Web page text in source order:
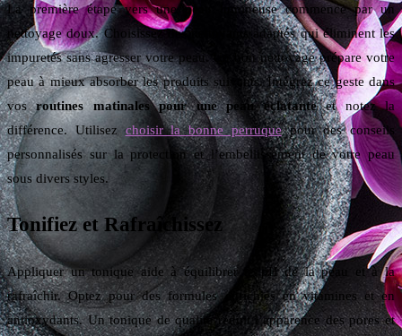
La première étape vers une peau lumineuse commence par un
nettoyage doux. Choisissez des nettoyants adaptés qui éliminent les
impuretés sans agresser votre peau. Un bon nettoyage prépare votre
peau à mieux absorber les produits suivants. Intégrez ce geste dans
vosroutines matinales pour une peau éclatanteet notez la
différence. Utilisezchoisir la bonne perruquepour des conseils
personnalisés sur la protection et l’embellissement de votre peau
sous divers styles.
Tonifiez et Rafraîchissez
Appliquer un tonique aide à équilibrer le pH de la peau et à la
rafraîchir. Optez pour des formules enrichies en vitamines et en
antioxydants. Un tonique de qualité réduit l’apparence des pores et